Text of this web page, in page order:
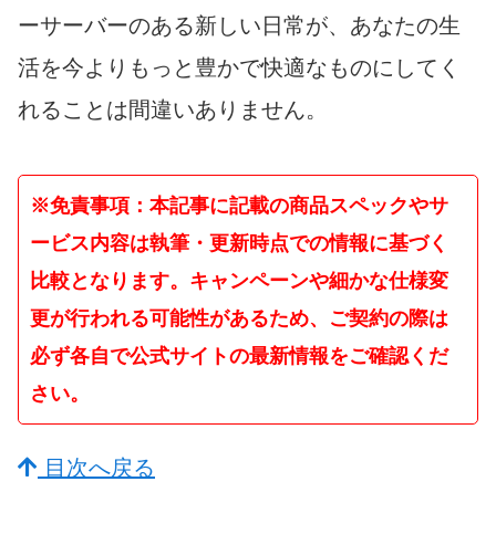
ーサーバーのある新しい日常が、あなたの生
活を今よりもっと豊かで快適なものにしてく
れることは間違いありません。
※免責事項：本記事に記載の商品スペックやサ
ービス内容は執筆・更新時点での情報に基づく
比較となります。キャンペーンや細かな仕様変
更が行われる可能性があるため、ご契約の際は
必ず各自で公式サイトの最新情報をご確認くだ
さい。
目次へ戻る